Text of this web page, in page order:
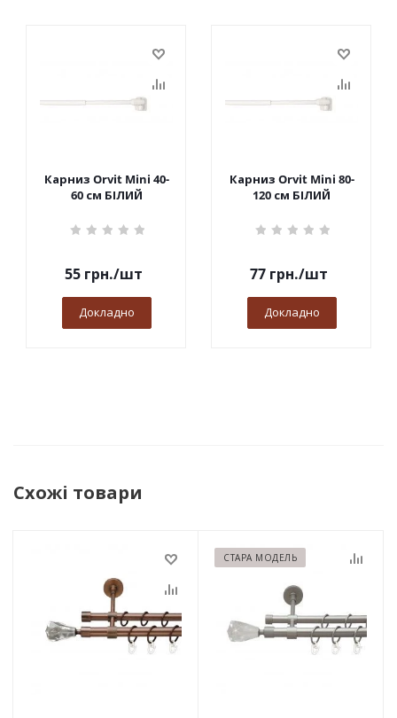
Карниз Orvit Mini 40-
60 см БІЛИЙ
55грн./шт
Докладно
Карниз Orvit Mini 80-
120 см БІЛИЙ
77грн./шт
Докладно
Схожі товари
СТАРА МОДЕЛЬ